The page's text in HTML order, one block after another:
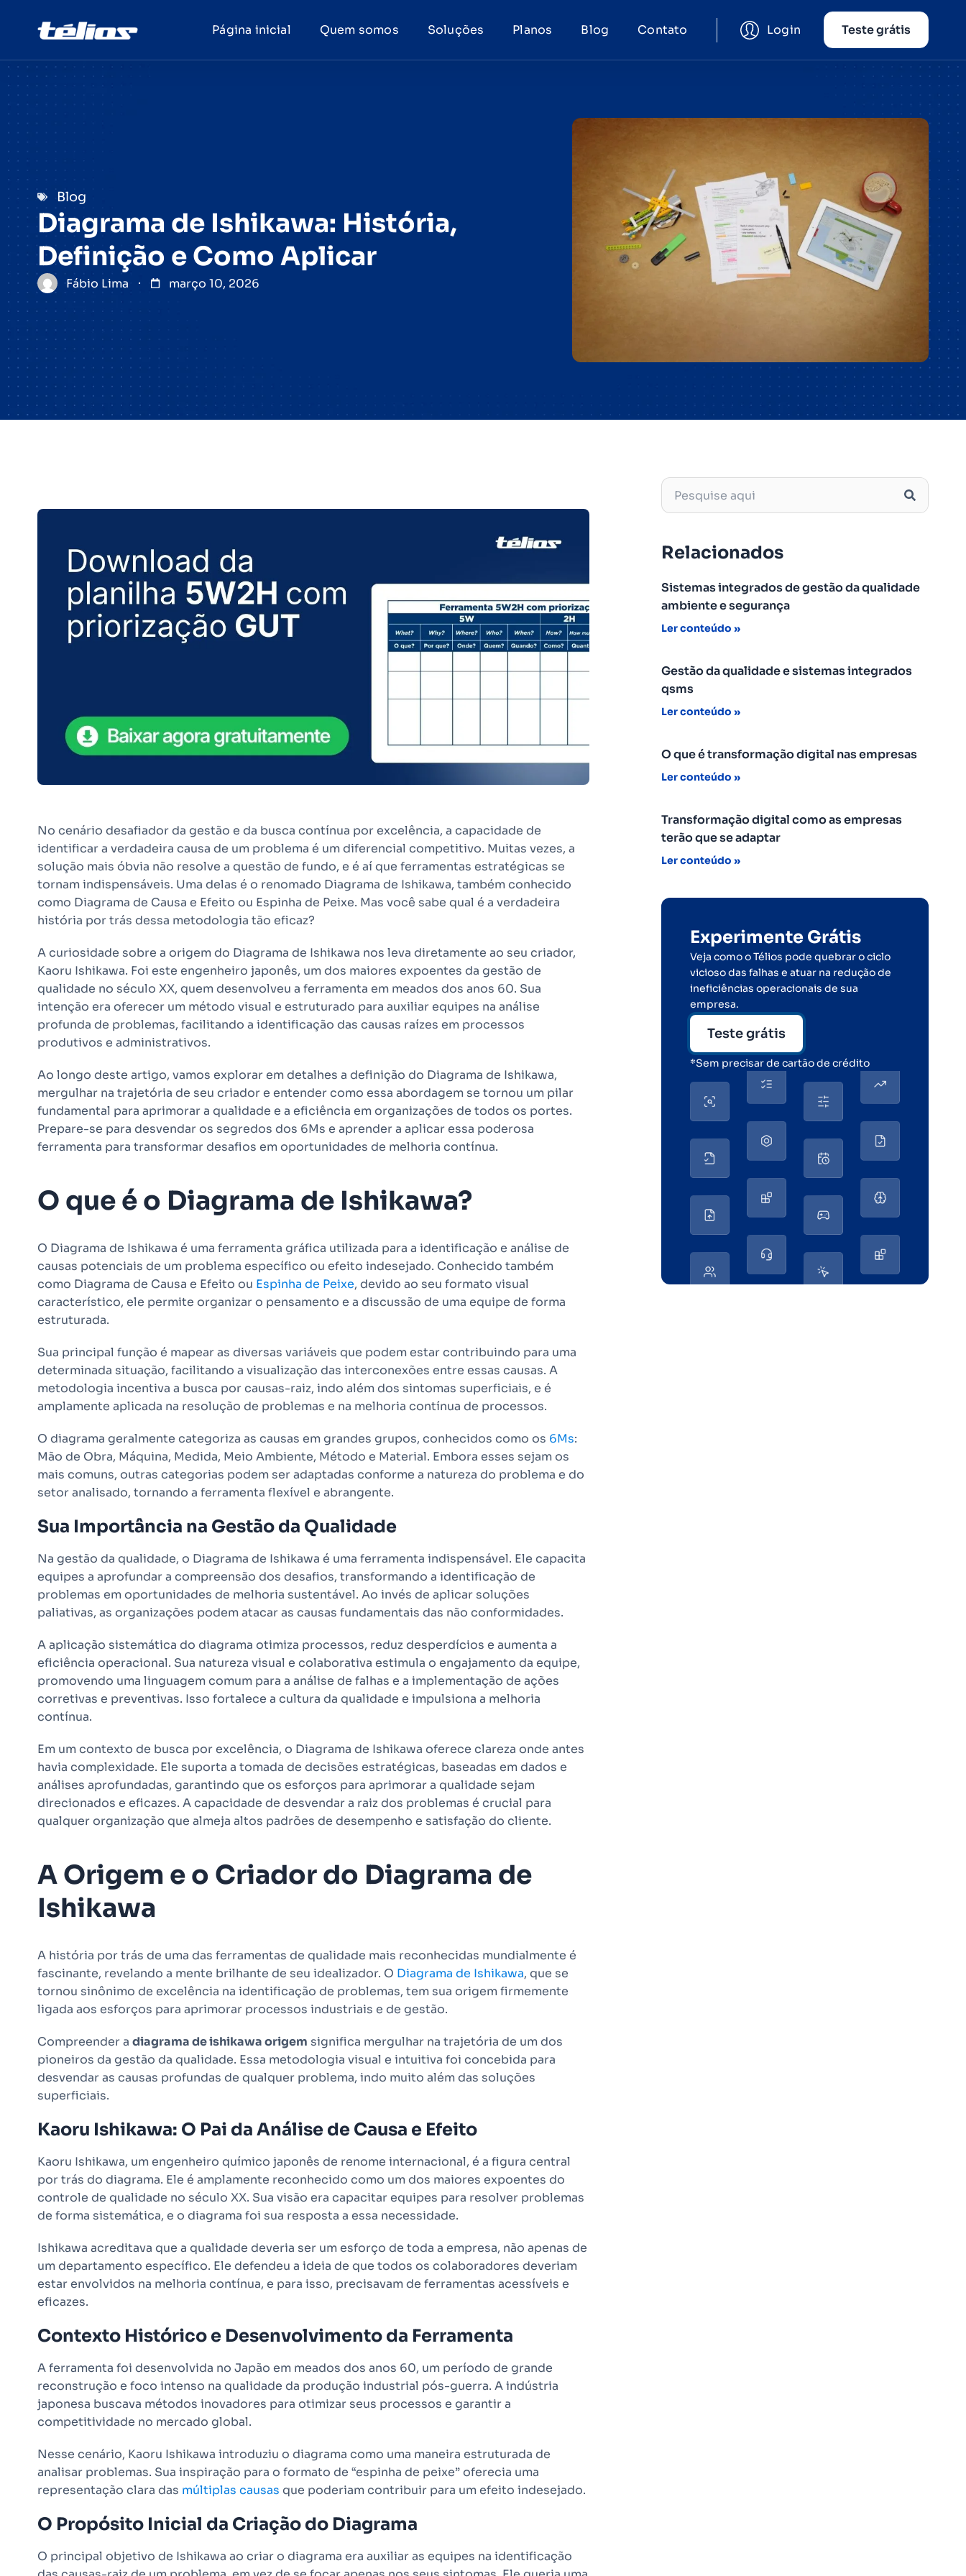
Página inicial Quem somos Soluções Planos Blog Contato Login Teste grátis
Blog
Diagrama de Ishikawa: História,
Definição e Como Aplicar
Fábio Lima março 10, 2026
No cenário desafiador da gestão e da busca contínua por excelência, a capacidade de
identificar a verdadeira causa de um problema é um diferencial competitivo. Muitas vezes, a
solução mais óbvia não resolve a questão de fundo, e é aí que ferramentas estratégicas se
tornam indispensáveis. Uma delas é o renomado Diagrama de Ishikawa, também conhecido
como Diagrama de Causa e Efeito ou Espinha de Peixe. Mas você sabe qual é a verdadeira
história por trás dessa metodologia tão eficaz?
A curiosidade sobre a origem do Diagrama de Ishikawa nos leva diretamente ao seu criador,
Kaoru Ishikawa. Foi este engenheiro japonês, um dos maiores expoentes da gestão de
qualidade no século XX, quem desenvolveu a ferramenta em meados dos anos 60. Sua
intenção era oferecer um método visual e estruturado para auxiliar equipes na análise
profunda de problemas, facilitando a identificação das causas raízes em processos
produtivos e administrativos.
Ao longo deste artigo, vamos explorar em detalhes a definição do Diagrama de Ishikawa,
mergulhar na trajetória de seu criador e entender como essa abordagem se tornou um pilar
fundamental para aprimorar a qualidade e a eficiência em organizações de todos os portes.
Prepare-se para desvendar os segredos dos 6Ms e aprender a aplicar essa poderosa
ferramenta para transformar desafios em oportunidades de melhoria contínua.
O que é o Diagrama de Ishikawa?
O Diagrama de Ishikawa é uma ferramenta gráfica utilizada para a identificação e análise de
causas potenciais de um problema específico ou efeito indesejado. Conhecido também
como Diagrama de Causa e Efeito ou Espinha de Peixe, devido ao seu formato visual
característico, ele permite organizar o pensamento e a discussão de uma equipe de forma
estruturada.
Sua principal função é mapear as diversas variáveis que podem estar contribuindo para uma
determinada situação, facilitando a visualização das interconexões entre essas causas. A
metodologia incentiva a busca por causas-raiz, indo além dos sintomas superficiais, e é
amplamente aplicada na resolução de problemas e na melhoria contínua de processos.
O diagrama geralmente categoriza as causas em grandes grupos, conhecidos como os 6Ms:
Mão de Obra, Máquina, Medida, Meio Ambiente, Método e Material. Embora esses sejam os
mais comuns, outras categorias podem ser adaptadas conforme a natureza do problema e do
setor analisado, tornando a ferramenta flexível e abrangente.
Sua Importância na Gestão da Qualidade
Na gestão da qualidade, o Diagrama de Ishikawa é uma ferramenta indispensável. Ele capacita
equipes a aprofundar a compreensão dos desafios, transformando a identificação de
problemas em oportunidades de melhoria sustentável. Ao invés de aplicar soluções
paliativas, as organizações podem atacar as causas fundamentais das não conformidades.
A aplicação sistemática do diagrama otimiza processos, reduz desperdícios e aumenta a
eficiência operacional. Sua natureza visual e colaborativa estimula o engajamento da equipe,
promovendo uma linguagem comum para a análise de falhas e a implementação de ações
corretivas e preventivas. Isso fortalece a cultura da qualidade e impulsiona a melhoria
contínua.
Em um contexto de busca por excelência, o Diagrama de Ishikawa oferece clareza onde antes
havia complexidade. Ele suporta a tomada de decisões estratégicas, baseadas em dados e
análises aprofundadas, garantindo que os esforços para aprimorar a qualidade sejam
direcionados e eficazes. A capacidade de desvendar a raiz dos problemas é crucial para
qualquer organização que almeja altos padrões de desempenho e satisfação do cliente.
A Origem e o Criador do Diagrama de
Ishikawa
A história por trás de uma das ferramentas de qualidade mais reconhecidas mundialmente é
fascinante, revelando a mente brilhante de seu idealizador. O Diagrama de Ishikawa, que se
tornou sinônimo de excelência na identificação de problemas, tem sua origem firmemente
ligada aos esforços para aprimorar processos industriais e de gestão.
Compreender a diagrama de ishikawa origem significa mergulhar na trajetória de um dos
pioneiros da gestão da qualidade. Essa metodologia visual e intuitiva foi concebida para
desvendar as causas profundas de qualquer problema, indo muito além das soluções
superficiais.
Kaoru Ishikawa: O Pai da Análise de Causa e Efeito
Kaoru Ishikawa, um engenheiro químico japonês de renome internacional, é a figura central
por trás do diagrama. Ele é amplamente reconhecido como um dos maiores expoentes do
controle de qualidade no século XX. Sua visão era capacitar equipes para resolver problemas
de forma sistemática, e o diagrama foi sua resposta a essa necessidade.
Ishikawa acreditava que a qualidade deveria ser um esforço de toda a empresa, não apenas de
um departamento específico. Ele defendeu a ideia de que todos os colaboradores deveriam
estar envolvidos na melhoria contínua, e para isso, precisavam de ferramentas acessíveis e
eficazes.
Contexto Histórico e Desenvolvimento da Ferramenta
A ferramenta foi desenvolvida no Japão em meados dos anos 60, um período de grande
reconstrução e foco intenso na qualidade da produção industrial pós-guerra. A indústria
japonesa buscava métodos inovadores para otimizar seus processos e garantir a
competitividade no mercado global.
Nesse cenário, Kaoru Ishikawa introduziu o diagrama como uma maneira estruturada de
analisar problemas. Sua inspiração para o formato de “espinha de peixe” oferecia uma
representação clara das múltiplas causas que poderiam contribuir para um efeito indesejado.
O Propósito Inicial da Criação do Diagrama
O principal objetivo de Ishikawa ao criar o diagrama era auxiliar as equipes na identificação
Relacionados
Sistemas integrados de gestão da qualidade
ambiente e segurança
Ler conteúdo »
Gestão da qualidade e sistemas integrados
qsms
Ler conteúdo »
O que é transformação digital nas empresas
Ler conteúdo »
Transformação digital como as empresas
terão que se adaptar
Ler conteúdo »
Experimente Grátis
Veja como o Télios pode quebrar o ciclo
vicioso das falhas e atuar na redução de
ineficiências operacionais de sua
empresa.
Teste grátis
*Sem precisar de cartão de crédito